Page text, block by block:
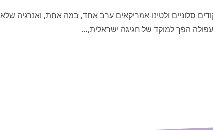
סלוניים ולטינו-אמריקאים ערב אחד, במה אחת, ואנרגיה שלא